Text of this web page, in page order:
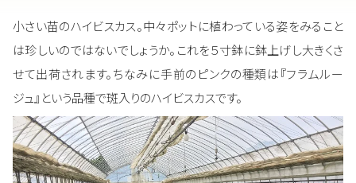
小さい苗のハイビスカス。中々ポットに植わっている姿をみること
は珍しいのではないでしょうか。これを５寸鉢に鉢上げし大きくさ
せて出荷されます。ちなみに手前のピンクの種類は『フラムルー
ジュ』という品種で斑入りのハイビスカスです。